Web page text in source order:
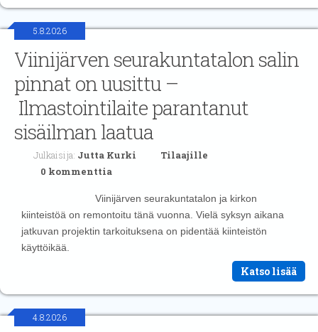
5.8.2026
Viinijärven seurakuntatalon salin
pinnat on uusittu –
Ilmastointilaite parantanut
sisäilman laatua
Julkaisija: Jutta Kurki
Tilaajille
0 kommenttia
Viinijärven seurakuntatalon ja kirkon
kiinteistöä on remontoitu tänä vuonna. Vielä syksyn aikana
jatkuvan projektin tarkoituksena on pidentää kiinteistön
käyttöikää.
Katso lisää
4.8.2026